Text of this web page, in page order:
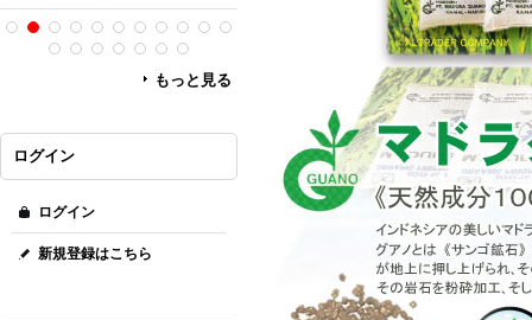
もっと見る
ログイン
ログイン
新規登録はこちら